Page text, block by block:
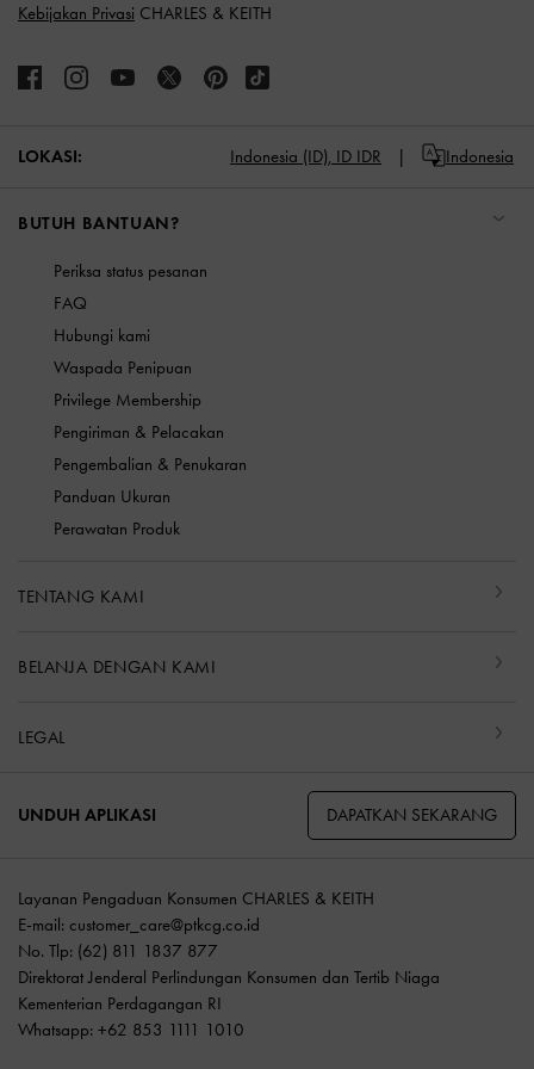
Kebijakan Privasi CHARLES & KEITH
LOKASI: Indonesia (ID), ID IDR Indonesia
BUTUH BANTUAN?
Periksa status pesanan
FAQ
Hubungi kami
Waspada Penipuan
Privilege Membership
Pengiriman & Pelacakan
Pengembalian & Penukaran
Panduan Ukuran
Perawatan Produk
TENTANG KAMI
BELANJA DENGAN KAMI
LEGAL
UNDUH APLIKASI DAPATKAN SEKARANG
Layanan Pengaduan Konsumen CHARLES & KEITH
E-mail: customer_care@ptkcg.co.id
No. Tlp: (62) 811 1837 877
Direktorat Jenderal Perlindungan Konsumen dan Tertib Niaga
Kementerian Perdagangan RI
Whatsapp: +62 853 1111 1010